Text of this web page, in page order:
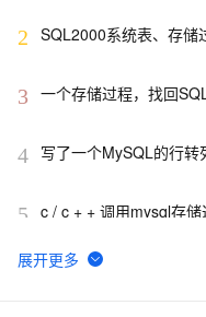
2 SQL2000系统表、存储
3 一个存储过程，找回
4 写了一个MySQL的行转
5 c / c + + 调用mysql存储
6 在存储过程中调用外部